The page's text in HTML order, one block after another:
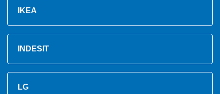
IKEA
INDESIT
LG